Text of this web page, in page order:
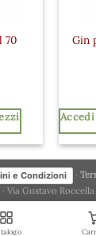
70 Gin
e Condizioni ·
· Via Gustavo